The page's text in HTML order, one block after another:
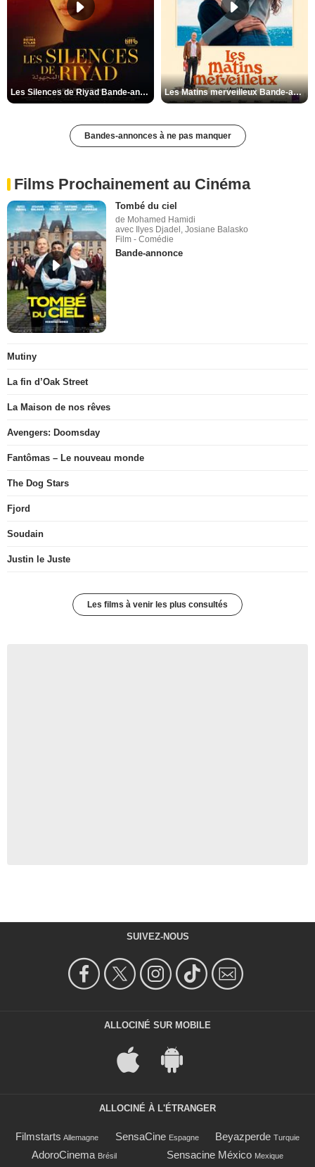
Les Silences de Riyad Bande-annonce VO STFR Les Matins merveilleux Bande-annonce VF
Bandes-annonces à ne pas manquer
Films Prochainement au Cinéma
Tombé du ciel
de Mohamed Hamidi
avec Ilyes Djadel, Josiane Balasko
Film - Comédie
Bande-annonce
Mutiny
La fin d’Oak Street
La Maison de nos rêves
Avengers: Doomsday
Fantômas – Le nouveau monde
The Dog Stars
Fjord
Soudain
Justin le Juste
Les films à venir les plus consultés
SUIVEZ-NOUS
ALLOCINÉ SUR MOBILE
ALLOCINÉ À L'ÉTRANGER
Filmstarts Allemagne SensaCine Espagne Beyazperde Turquie
AdoroCinema Brésil Sensacine México Mexique